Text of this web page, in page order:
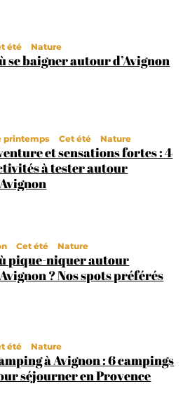
se baigner autour d’Avignon
été Nature
galerie photo
cette page au carnet
et sensations fortes : 4
à tester autour
printemps Cet été Nature
cette page au carnet
pique-niquer autour
? Nos spots préférés
Cet été Nature
cette page au carnet
à Avignon : 6 campings
séjourner en Provence
été Nature
cette page au carnet